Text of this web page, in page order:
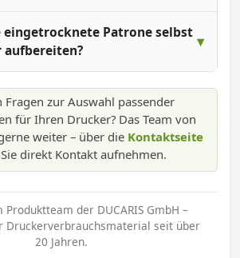
eingetrocknete Patrone selbst
aufbereiten?
Fragen zur Auswahl passender
für Ihren Drucker? Das Team von
weiter – über die Kontaktseite
direkt Kontakt aufnehmen.
Produktteam der DUCARIS GmbH –
Druckerverbrauchsmaterial seit über
20 Jahren.